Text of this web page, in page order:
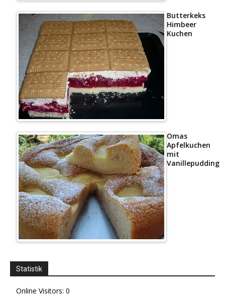
Butterkeks
Himbeer
Kuchen
Omas
Apfelkuchen
mit
Vanillepudding
Statistik
Online Visitors: 0